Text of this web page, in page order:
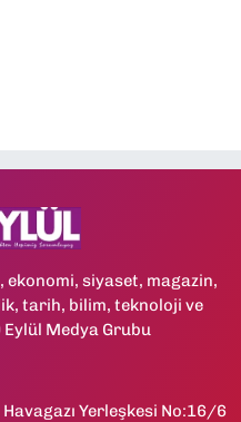
siyaset, magazin,
tarih, bilim, teknoloji ve
Medya Grubu
Yerleşkesi No:16/6